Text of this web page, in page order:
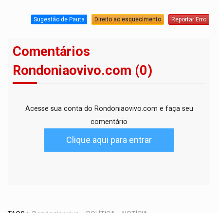
Sugestão de Pauta Direito ao esquecimento Reportar Erro
Comentários
Rondoniaovivo.com (0)
Acesse sua conta do Rondoniaovivo.com e faça seu
comentário
Clique aqui para entrar